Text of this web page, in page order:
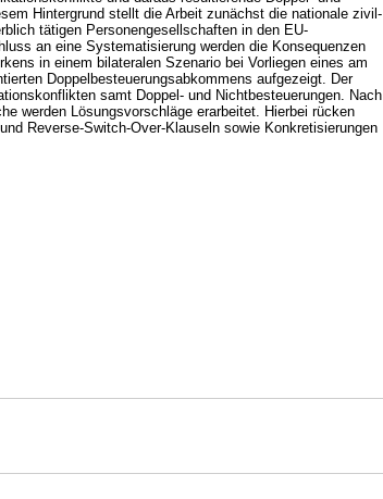
Hintergrund stellt die Arbeit zunächst die nationale zivil-
tätigen Personengesellschaften in den EU-
an eine Systematisierung werden die Konsequenzen
in einem bilateralen Szenario bei Vorliegen eines am
Doppelbesteuerungsabkommens aufgezeigt. Der
samt Doppel- und Nichtbesteuerungen. Nach
werden Lösungsvorschläge erarbeitet. Hierbei rücken
Reverse-Switch-Over-Klauseln sowie Konkretisierungen